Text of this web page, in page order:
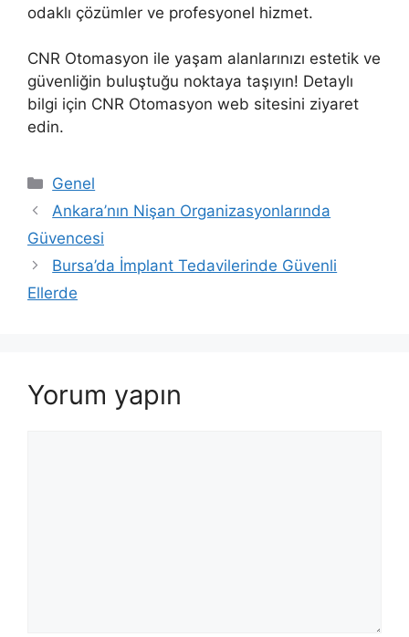
odaklı çözümler ve profesyonel hizmet.
CNR Otomasyon ile yaşam alanlarınızı estetik ve
güvenliğin buluştuğu noktaya taşıyın! Detaylı
bilgi için CNR Otomasyon web sitesini ziyaret
edin.
Kategoriler
Genel
Ankara’nın Nişan Organizasyonlarında
Güvencesi
Bursa’da İmplant Tedavilerinde Güvenli
Ellerde
Yorum yapın